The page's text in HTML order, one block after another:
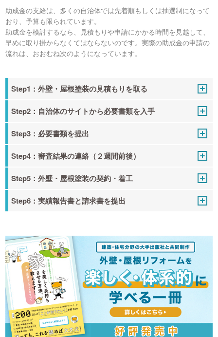
助成金の支給は、多くの自治体では先着順もしくは抽選制になって
おり、予算も限られています。
助成金を検討するなら、見積もりや申請にかかる時間を見越して、
早めに取り掛からなくてはならないのです。実際の助成金の申請の
流れは、おおむね次のようになっています。
Step1：外壁・屋根塗装の見積もりを取る
Step2：自治体のサイトから必要書類を入手
Step3：必要書類を提出
Step4：審査結果の連絡（２週間前後）
Step5：外壁・屋根塗装の契約・着工
Step6：実績報告書と請求書を提出